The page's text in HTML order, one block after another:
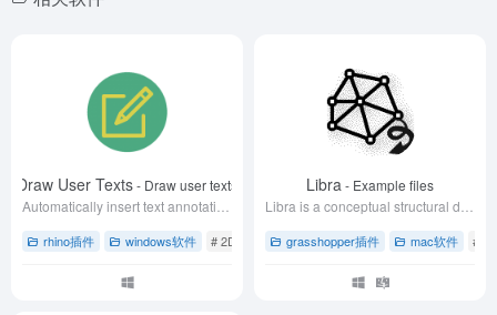
Draw User Texts- Draw user texts
rhino插件 windows软件 # 2D绘图 # rhino犀牛软件 # 下载
Libra- Example files
grasshopper插件 mac软件 #